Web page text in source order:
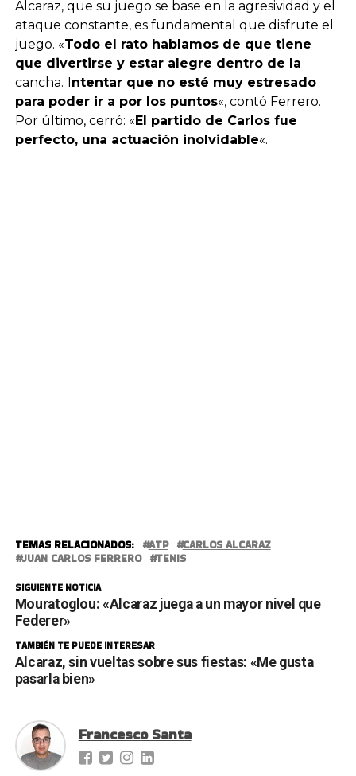
Alcaraz, que su juego se base en la agresividad y el
ataque constante, es fundamental que disfrute el
juego. «Todo el rato hablamos de que tiene
que divertirse y estar alegre dentro de la
cancha. Intentar que no esté muy estresado
para poder ir a por los puntos«, contó Ferrero.
Por último, cerró: «El partido de Carlos fue
perfecto, una actuación inolvidable«.
TEMAS RELACIONADOS: ATP
CARLOS ALCARAZ
JUAN CARLOS FERRERO
TENIS
SIGUIENTE NOTICIA
Mouratoglou: «Alcaraz juega a un mayor nivel que
Federer»
TAMBIÉN TE PUEDE INTERESAR
Alcaraz, sin vueltas sobre sus fiestas: «Me gusta
pasarla bien»
Francesco Santa